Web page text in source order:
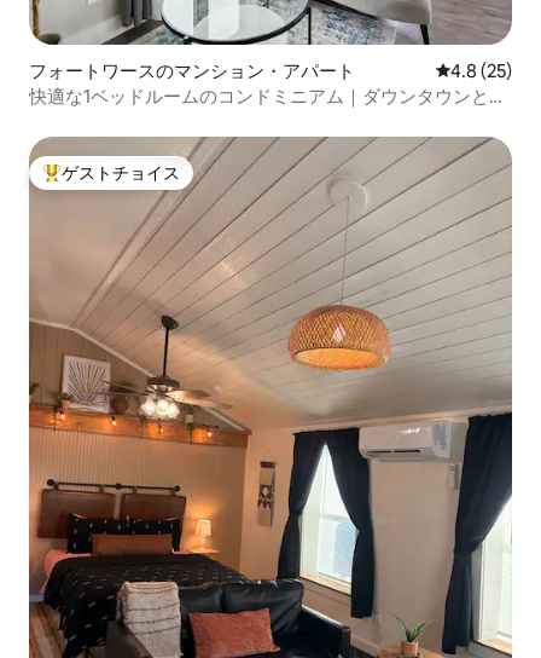
フォートワースのマンション・アパート レビュー25
4.8 (25)
快適な1ベッドルームのコンドミニアム｜ダウンタウンとス
大好評のゲストチョイスです。
ゲストチョイス